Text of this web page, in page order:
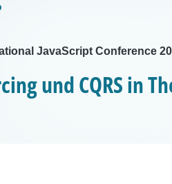
JavaScript Conference
und CQRS in